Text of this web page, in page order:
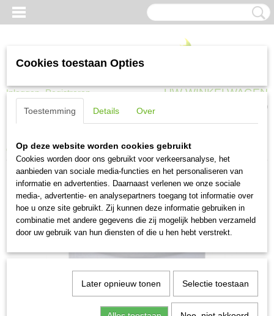
Inloggen Registreren UW WINKELWAGEN
(0)
grijs rond handvat (30 mm)
Cookies toestaan Opties
Toestemming Details Over
Op deze website worden cookies gebruikt
Cookies worden door ons gebruikt voor verkeersanalyse, het
aanbieden van sociale media-functies en het personaliseren van
informatie en advertenties. Daarnaast verlenen we onze sociale
media-, advertentie- en analysepartners toegang tot informatie over
hoe u onze site gebruikt. Zij kunnen deze informatie gebruiken in
combinatie met andere gegevens die zij mogelijk hebben verzameld
door uw gebruik van hun diensten of die u hen hebt verstrekt.
Later opnieuw tonen Selectie toestaan